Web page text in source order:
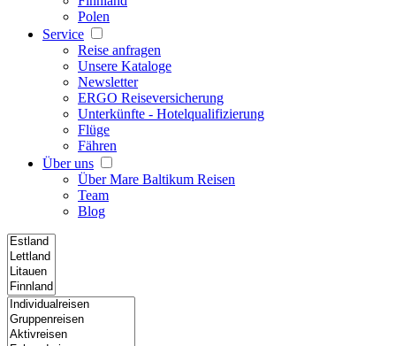
Polen
Service
Reise anfragen
Unsere Kataloge
Newsletter
ERGO Reiseversicherung
Unterkünfte - Hotelqualifizierung
Flüge
Fähren
Über uns
Über Mare Baltikum Reisen
Team
Blog